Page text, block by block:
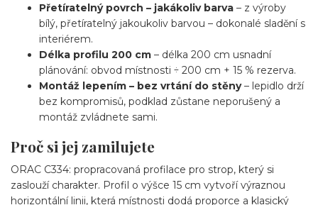
Přetíratelný povrch – jakákoliv barva – z výroby
bílý, přetíratelný jakoukoliv barvou – dokonalé sladění s
interiérem.
Délka profilu 200 cm – délka 200 cm usnadní
plánování: obvod místnosti ÷ 200 cm + 15 % rezerva.
Montáž lepením – bez vrtání do stěny– lepidlo drží
bez kompromisů, podklad zůstane neporušený a
montáž zvládnete sami.
Proč si jej zamilujete
ORAC C334: propracovaná profilace pro strop, který si
zaslouží charakter. Profil o výšce 15 cm vytvoří výraznou
horizontální linii, která místnosti dodá proporce a klasický